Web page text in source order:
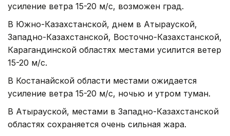
усиление ветра 15-20 м/с, возможен град.
В Южно-Казахстанской, днем в Атырауской,
Западно-Казахстанской, Восточно-Казахстанской,
Карагандинской областях местами усилится ветер
15-20 м/с.
В Костанайской области местами ожидается
усиление ветра 15-20 м/с, ночью и утром туман.
В Атырауской, местами в Западно-Казахстанской
областях сохраняется очень сильная жара.